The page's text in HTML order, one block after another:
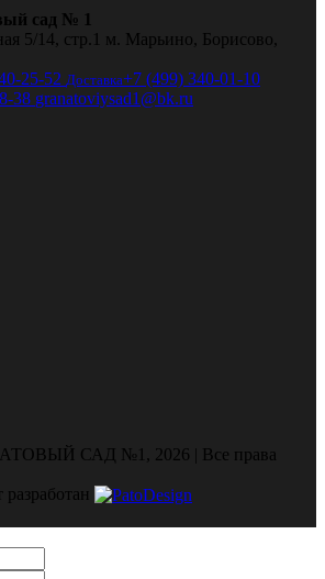
сад № 1
5/14, стр.1 м. Марьино, Борисово,
25-52 Доставка+7 (499) 340-01-10
38 granatoviysad1@bk.ru
САД №1, 2026 | Все права
разработан